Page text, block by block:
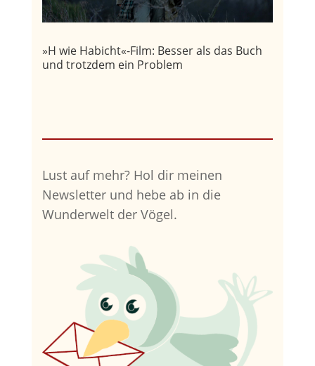
»H wie Habicht«-Film: Besser als das Buch
und trotzdem ein Problem
Lust auf mehr? Hol dir meinen
Newsletter und hebe ab in die
Wunderwelt der Vögel.